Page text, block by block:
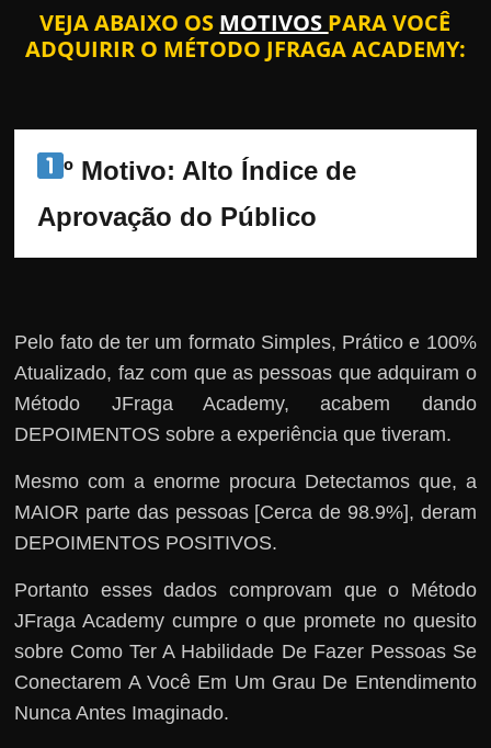
VEJA ABAIXO OS MOTIVOS PARA VOCÊ
ADQUIRIR O MÉTODO JFRAGA ACADEMY:
º Motivo: Alto Índice de
Aprovação do Público
Pelo fato de ter um formato Simples, Prático e 100%
Atualizado, faz com que as pessoas que adquiram o
Método JFraga Academy, acabem dando
DEPOIMENTOS sobre a experiência que tiveram.
Mesmo com a enorme procura Detectamos que, a
MAIOR parte das pessoas [Cerca de 98.9%], deram
DEPOIMENTOS POSITIVOS.
Portanto esses dados comprovam que o Método
JFraga Academy cumpre o que promete no quesito
sobre Como Ter A Habilidade De Fazer Pessoas Se
Conectarem A Você Em Um Grau De Entendimento
Nunca Antes Imaginado.